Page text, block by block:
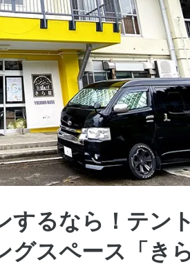
するなら！テン
スペース「きら